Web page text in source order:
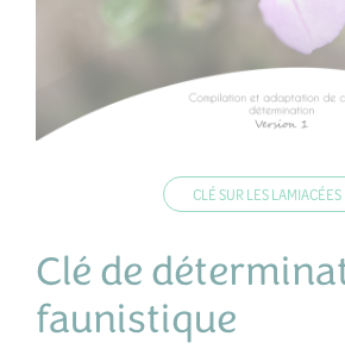
CLÉ SUR LES LAMIACÉES
Clé de
faunistique